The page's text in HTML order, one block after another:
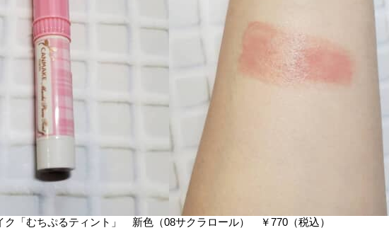
ク「むちぷるティント」 新色（08サクラロール） ￥770（税込）